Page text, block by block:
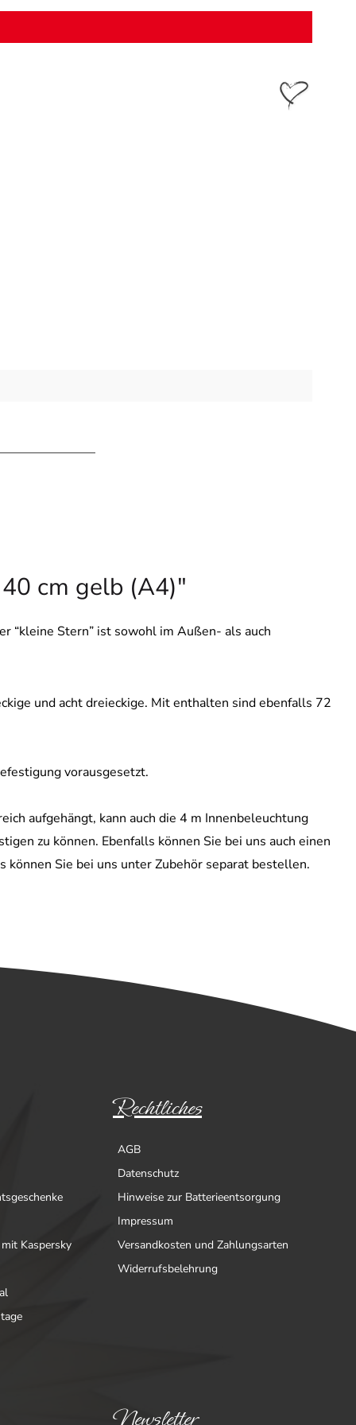
cm gelb (A4)"
“kleine Stern” ist sowohl im Außen- als auch
und acht dreieckige. Mit enthalten sind ebenfalls 72
vorausgesetzt.
aufgehängt, kann auch die 4 m Innenbeleuchtung
zu können. Ebenfalls können Sie bei uns auch einen
können Sie bei uns unter Zubehör separat bestellen.
Kaspersky
Rechtliches
AGB
Datenschutz
Hinweise zur Batterieentsorgung
Impressum
Versandkosten und Zahlungsarten
Widerrufsbelehrung